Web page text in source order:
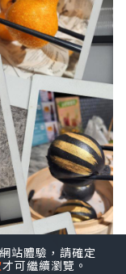
站體驗，請確定
才可繼續瀏覽。